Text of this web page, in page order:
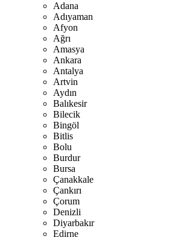
Adana
Adıyaman
Afyon
Ağrı
Amasya
Ankara
Antalya
Artvin
Aydın
Balıkesir
Bilecik
Bingöl
Bitlis
Bolu
Burdur
Bursa
Çanakkale
Çankırı
Çorum
Denizli
Diyarbakır
Edirne